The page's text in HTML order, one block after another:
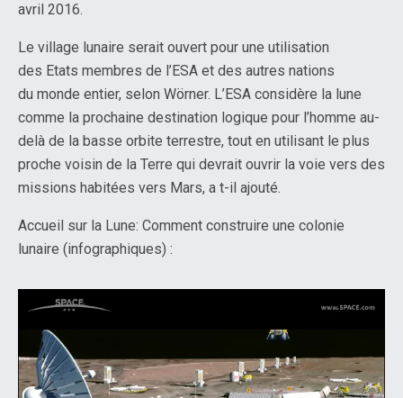
avril 2016.
Le village lunaire serait ouvert pour une utilisation
des Etats membres de l’ESA et des autres nations
du monde entier, selon Wörner. L’ESA considère la lune
comme la prochaine destination logique pour l’homme au-
delà de la basse orbite terrestre, tout en utilisant le plus
proche voisin de la Terre qui devrait ouvrir la voie vers des
missions habitées vers Mars, a t-il ajouté.
Accueil sur la Lune: Comment construire une colonie
lunaire (infographiques) :